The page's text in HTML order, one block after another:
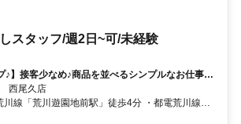
スタッフ/週2日~可/未経験
♪】接客少なめ♪商品を並べるシンプルなお仕事！
生・主婦（夫）活躍中！
西尾久店
JR宇都宮線・高崎線「尾久駅」徒歩7分 ・バイ